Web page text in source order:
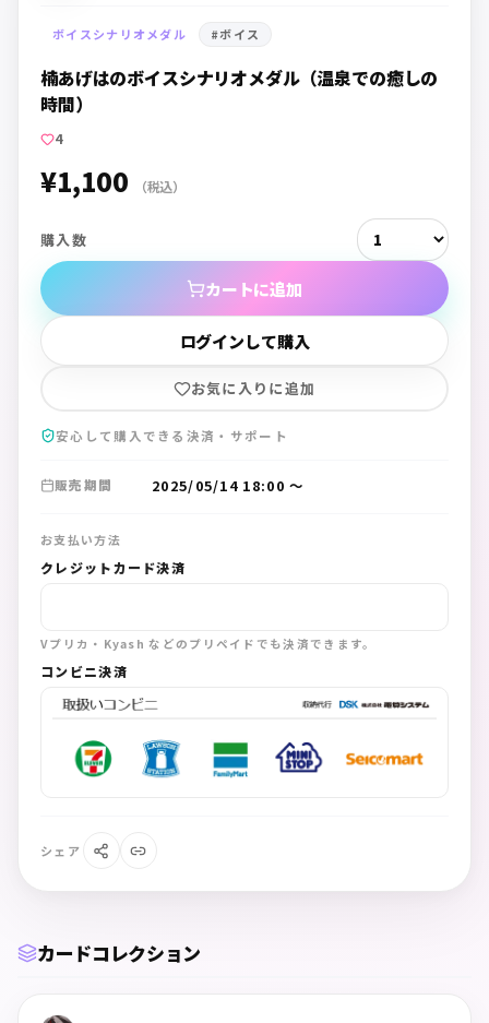
ボイスシナリオメダル #ボイス
楠あげはのボイスシナリオメダル（温泉での癒しの
時間）
4
¥1,100 （税込）
購入数
カートに追加
ログインして購入
お気に入りに追加
安心して購入できる決済・サポート
販売期間 2025/05/14 18:00 〜
お支払い方法
クレジットカード決済
Vプリカ・Kyash などのプリペイドでも決済できます。
コンビニ決済
シェア
カードコレクション